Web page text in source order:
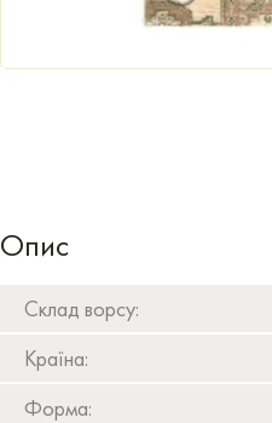
Опис
Склад ворсу:
Країна:
Форма: